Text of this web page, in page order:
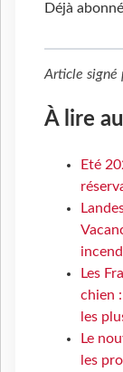
Déjà
Article signé
À lire
Eté
Les
chien
les
Le
les